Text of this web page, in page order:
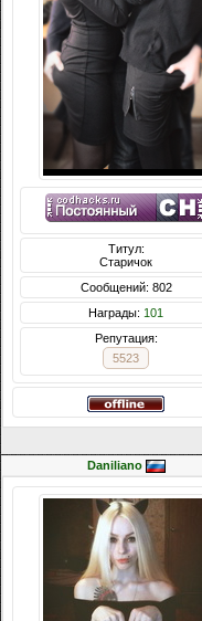
Титул:
Старичок
Сообщений: 802
Награды: 101
Репутация:
5523
Daniliano